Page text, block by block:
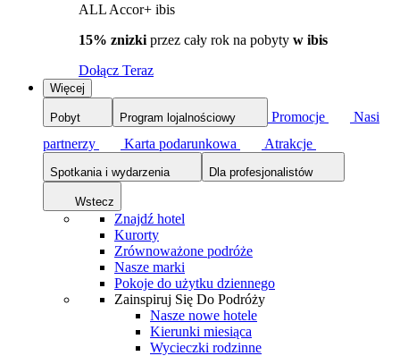
ALL Accor+ ibis
15% znizki przez cały rok na pobyty w ibis
Dołącz Teraz
Więcej
Pobyt Program lojalnościowy Promocje
Nasi
partnerzy
Karta podarunkowa Atrakcje
Spotkania i wydarzenia Dla profesjonalistów
Wstecz
Znajdź hotel
Kurorty
Zrównoważone podróże
Nasze marki
Pokoje do użytku dziennego
Zainspiruj Się Do Podróży
Nasze nowe hotele
Kierunki miesiąca
Wycieczki rodzinne